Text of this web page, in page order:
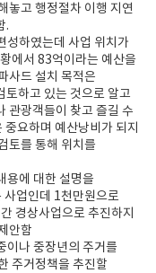
놓고 행정절차 이행 지연
.
성하였는데 사업 위치가
에서 83억이라는 예산을
사드 설치 목적은
토하고 있는 것으로 알고
관광객들이 찾고 즐길 수
요하며 예산낭비가 되지
토를 통해 위치를
용에 대한 설명을
업인데 1천만원으로
경상사업으로 추진하지
안함
이나 중장년의 주거를
주거정책을 추진할